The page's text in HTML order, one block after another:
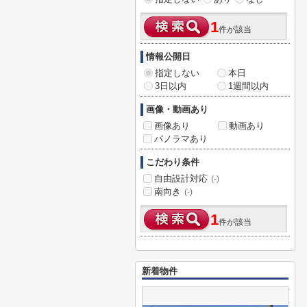
1件が該当
情報公開日
指定しない
本日
3日以内
1週間以内
画像・動画あり
画像あり
動画あり
パノラマあり
こだわり条件
自由設計対応 (-)
南向き (-)
1件が該当
新着物件